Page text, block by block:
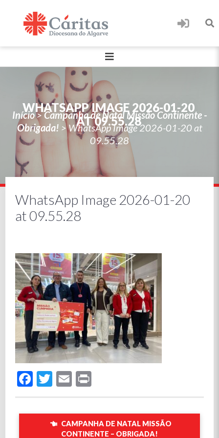
WHATSAPP IMAGE 2026-01-20
AT 09.55.28
Início>Campanha de Natal Missão Continente -
Obrigada! >WhatsApp Image 2026-01-20 at
09.55.28
WhatsApp Image 2026-01-20
at 09.55.28
Facebook
Twitter
Email
CAMPANHA DE NATAL MISSÃO
CONTINENTE – OBRIGADA!